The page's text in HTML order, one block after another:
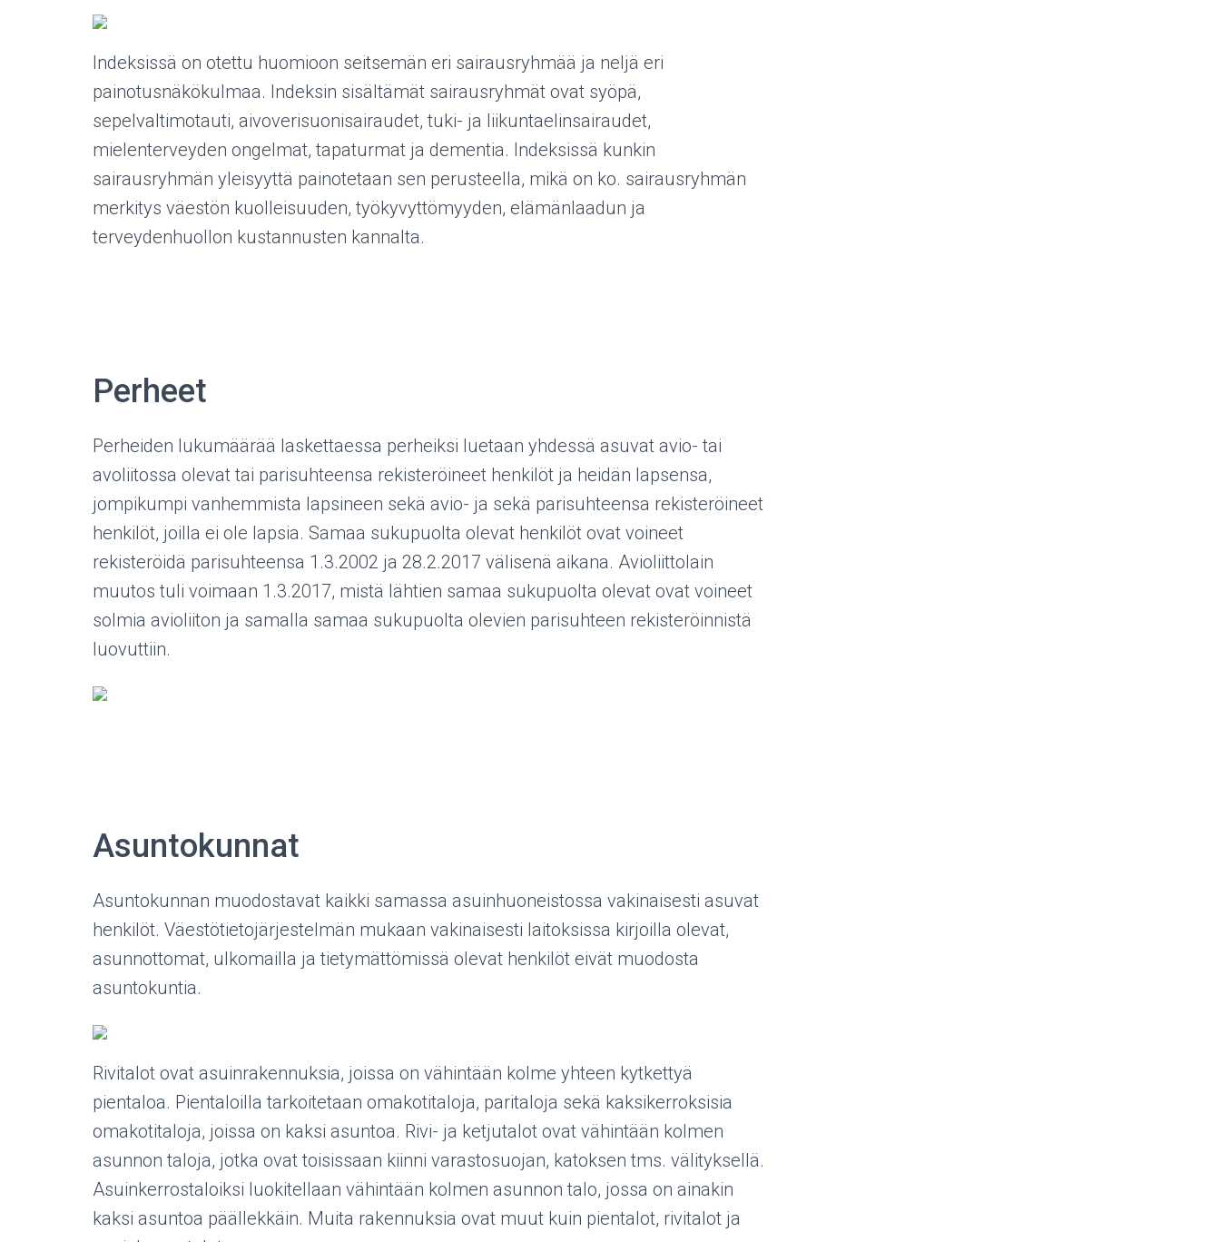
Indeksissä on otettu huomioon seitsemän eri sairausryhmää ja neljä eri
painotusnäkökulmaa. Indeksin sisältämät sairausryhmät ovat syöpä,
sepelvaltimotauti, aivoverisuonisairaudet, tuki- ja liikuntaelinsairaudet,
mielenterveyden ongelmat, tapaturmat ja dementia. Indeksissä kunkin
sairausryhmän yleisyyttä painotetaan sen perusteella, mikä on ko. sairausryhmän
merkitys väestön kuolleisuuden, työkyvyttömyyden, elämänlaadun ja
terveydenhuollon kustannusten kannalta.
Perheet
Perheiden lukumäärää laskettaessa perheiksi luetaan yhdessä asuvat avio- tai
avoliitossa olevat tai parisuhteensa rekisteröineet henkilöt ja heidän lapsensa,
jompikumpi vanhemmista lapsineen sekä avio- ja sekä parisuhteensa rekisteröineet
henkilöt, joilla ei ole lapsia. Samaa sukupuolta olevat henkilöt ovat voineet
rekisteröidä parisuhteensa 1.3.2002 ja 28.2.2017 välisenä aikana. Avioliittolain
muutos tuli voimaan 1.3.2017, mistä lähtien samaa sukupuolta olevat ovat voineet
solmia avioliiton ja samalla samaa sukupuolta olevien parisuhteen rekisteröinnistä
luovuttiin.
Asuntokunnat
Asuntokunnan muodostavat kaikki samassa asuinhuoneistossa vakinaisesti asuvat
henkilöt. Väestötietojärjestelmän mukaan vakinaisesti laitoksissa kirjoilla olevat,
asunnottomat, ulkomailla ja tietymättömissä olevat henkilöt eivät muodosta
asuntokuntia.
Rivitalot ovat asuinrakennuksia, joissa on vähintään kolme yhteen kytkettyä
pientaloa. Pientaloilla tarkoitetaan omakotitaloja, paritaloja sekä kaksikerroksisia
omakotitaloja, joissa on kaksi asuntoa. Rivi- ja ketjutalot ovat vähintään kolmen
asunnon taloja, jotka ovat toisissaan kiinni varastosuojan, katoksen tms. välityksellä.
Asuinkerrostaloiksi luokitellaan vähintään kolmen asunnon talo, jossa on ainakin
kaksi asuntoa päällekkäin. Muita rakennuksia ovat muut kuin pientalot, rivitalot ja